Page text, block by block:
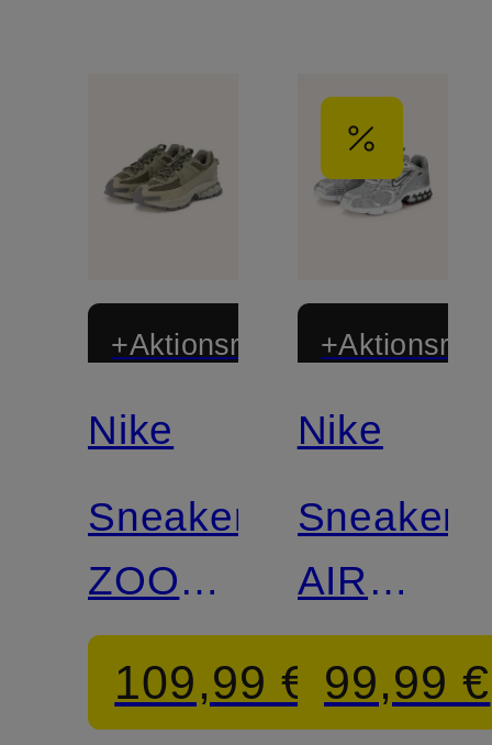
+Aktionsrabatt
Nike
Sneaker
ZOOM
VOMERO
ROAM
109,99 €
Nike
Sneaker
AIR
ZOOM
99,99 €